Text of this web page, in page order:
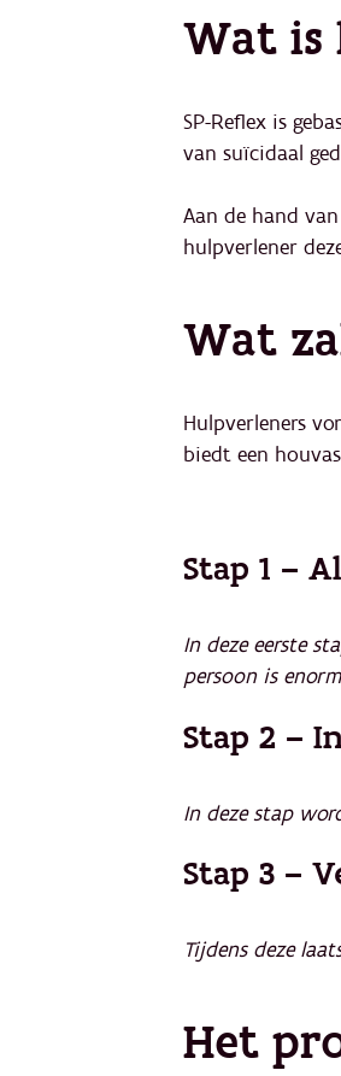
Wat is
SP-Reflex is
van suïcidaal
Aan de hand
hulpverlener
Wat
Hulpverleners
biedt een
Stap 1 –
In deze eerste
persoon is
Stap 2 –
In deze stap
Stap 3 –
Tijdens deze
Het